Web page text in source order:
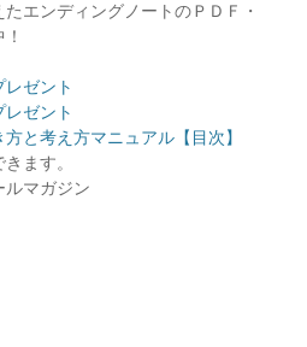
エンディングノートのＰＤＦ・
ゼント
ゼント
と考え方マニュアル【目次】
ます。
マガジン